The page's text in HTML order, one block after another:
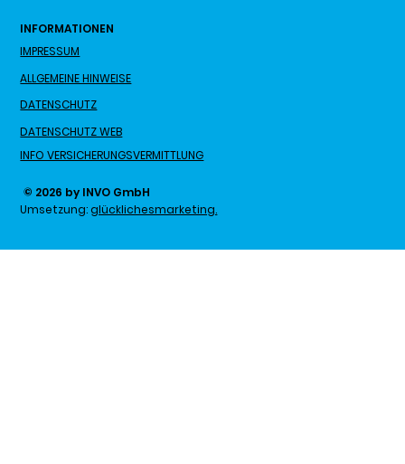
INFORMATIONEN
IMPRESSUM
ALLGEMEINE HINWEISE
DATENSCHUTZ
DATENSCHUTZ WEB
INFO VERSICHERUNGSVERMITTLUNG
© 2026 by INVO GmbH
Umsetzung:glücklichesmarketing.